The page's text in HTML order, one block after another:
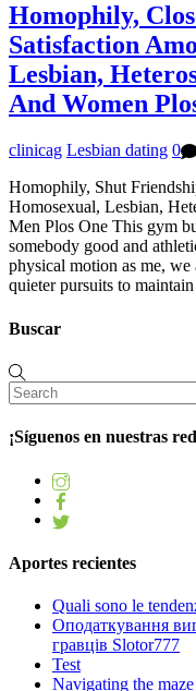
Homophily,
Satisfaction
Lesbian,
And Women
clinicag Lesbian dating 0
Homophily, Shut
Homosexual, Lesbian,
Men Plos One This gym
somebody good and
physical motion as me,
quieter pursuits to
Buscar
¡Síguenos en nuestras
Aportes recientes
Quali sono le
Оподаткування
гравців Slotor777
Test
Navigating the